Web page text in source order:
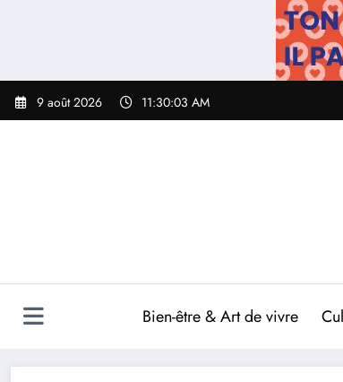
9 août 2026 11:30:04 AM
Bien-être & Art de vivre